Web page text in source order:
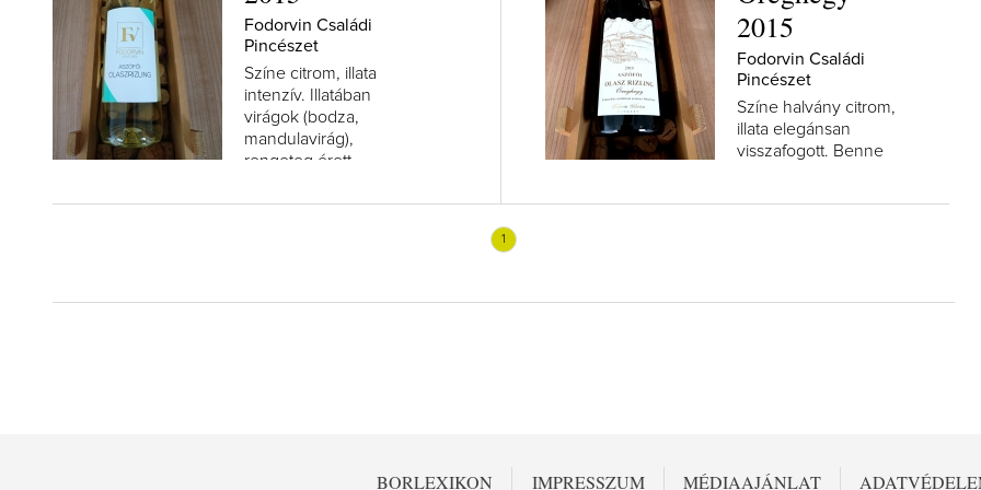
Fodorvin Családi
Pincészet
Színe citrom, illata
intenzív. Illatában
virágok (bodza,
mandulavirág),
rengeteg érett
A korty kezdetben
2015
Fodorvin Családi
Pincészet
Színe halvány citrom,
illata elegánsan
visszafogott. Benne
1
BORLEXIKON IMPRESSZUM MÉDIAAJÁNLAT